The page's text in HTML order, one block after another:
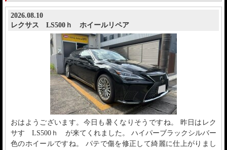
2026.08.10
レクサス LS500ｈ ホイールリペア
おはようございます。今日も暑くなりそうですね。 昨日はレク
サす LS500ｈ が来てくれました。 ハイパーブラックシルバー
色のホイールですね。 パテで傷を修正して綺麗に仕上がりまし